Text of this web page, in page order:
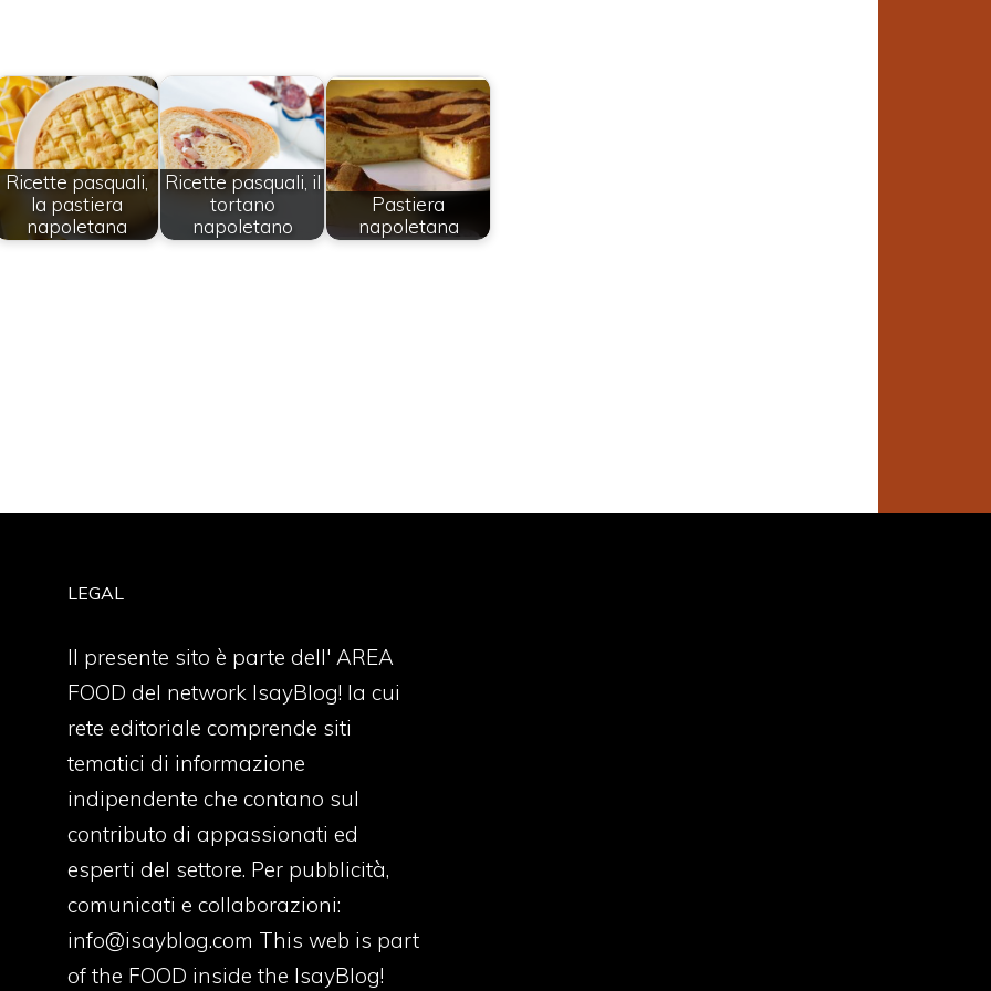
Ricette pasquali,
la pastiera
napoletana
Ricette pasquali, il
tortano
napoletano
Pastiera
napoletana
LEGAL
Il presente sito è parte dell' AREA
FOOD del network IsayBlog! la cui
rete editoriale comprende siti
tematici di informazione
indipendente che contano sul
contributo di appassionati ed
esperti del settore. Per pubblicità,
comunicati e collaborazioni:
info@isayblog.com This web is part
of the FOOD inside the IsayBlog!